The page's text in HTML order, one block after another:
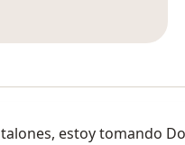
estoy tomando